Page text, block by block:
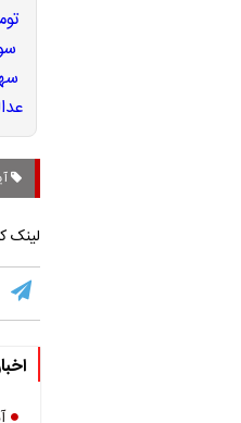
لینک